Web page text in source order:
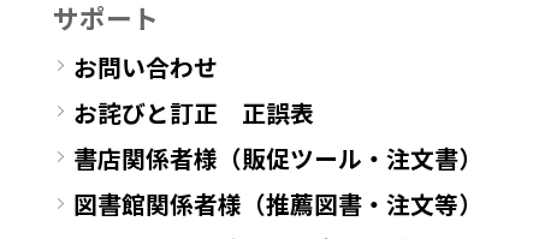
サポート
お問い合わせ
お詫びと訂正 正誤表
書店関係者様（販促ツール・注文書）
図書館関係者様（推薦図書・注文等）